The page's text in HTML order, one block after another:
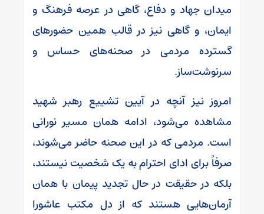
میدان جهاد و دفاع، گاهی در عرصه فرهنگ و
ایمان، و گاهی نیز در قالب همین حضورهای
گسترده مردمی در صحنه‌های حساس و
سرنوشت‌ساز.
امروز نیز آنچه در آیین تشییع رهبر شهید
مشاهده می‌شود، ادامه همان مسیر نورانی
است. مردمی که در این صحنه حاضر می‌شوند،
صرفاً برای ادای احترام به یک شخصیت نیستند،
بلکه در حقیقت در حال تجدید پیمان با همان
آرمان‌هایی هستند که از دل مکتب عاشورا